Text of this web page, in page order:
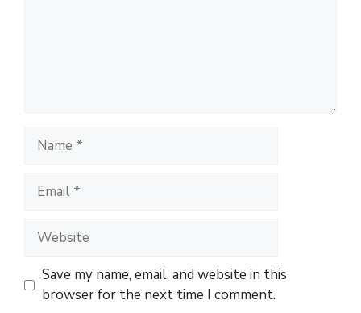
Name
Email
Website
Save my name, email, and website in this
browser for the next time I comment.